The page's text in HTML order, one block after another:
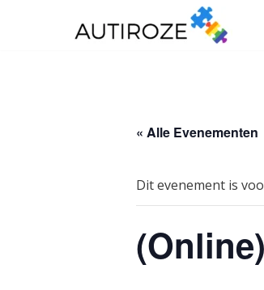
« Alle Evenementen
Dit evenement is